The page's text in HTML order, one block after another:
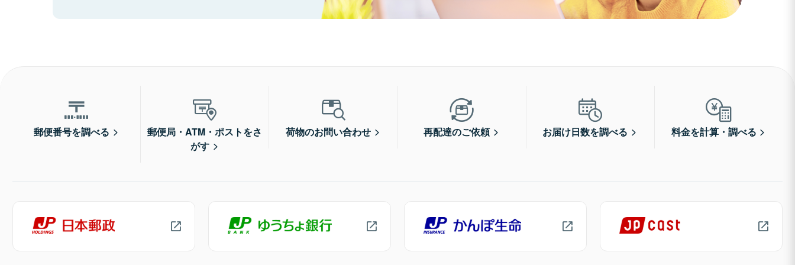
郵便番号を調べる
郵便局・ATM・ポストをさ
がす
荷物のお問い合わせ 再配達のご依頼 お届け日数を調べる 料金を計算・調べる